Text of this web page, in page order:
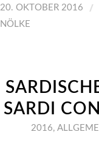
20. OKTOBER 2016 /
NÖLKE
SARDI
2016,